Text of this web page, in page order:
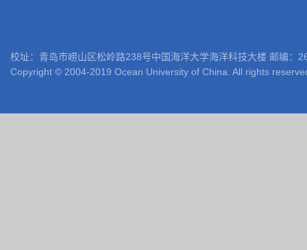
校址：青岛市崂山区松岭路238号中国海洋大学海洋科技大楼 邮编
Copyright © 2004-2019 Ocean University of China. All rights